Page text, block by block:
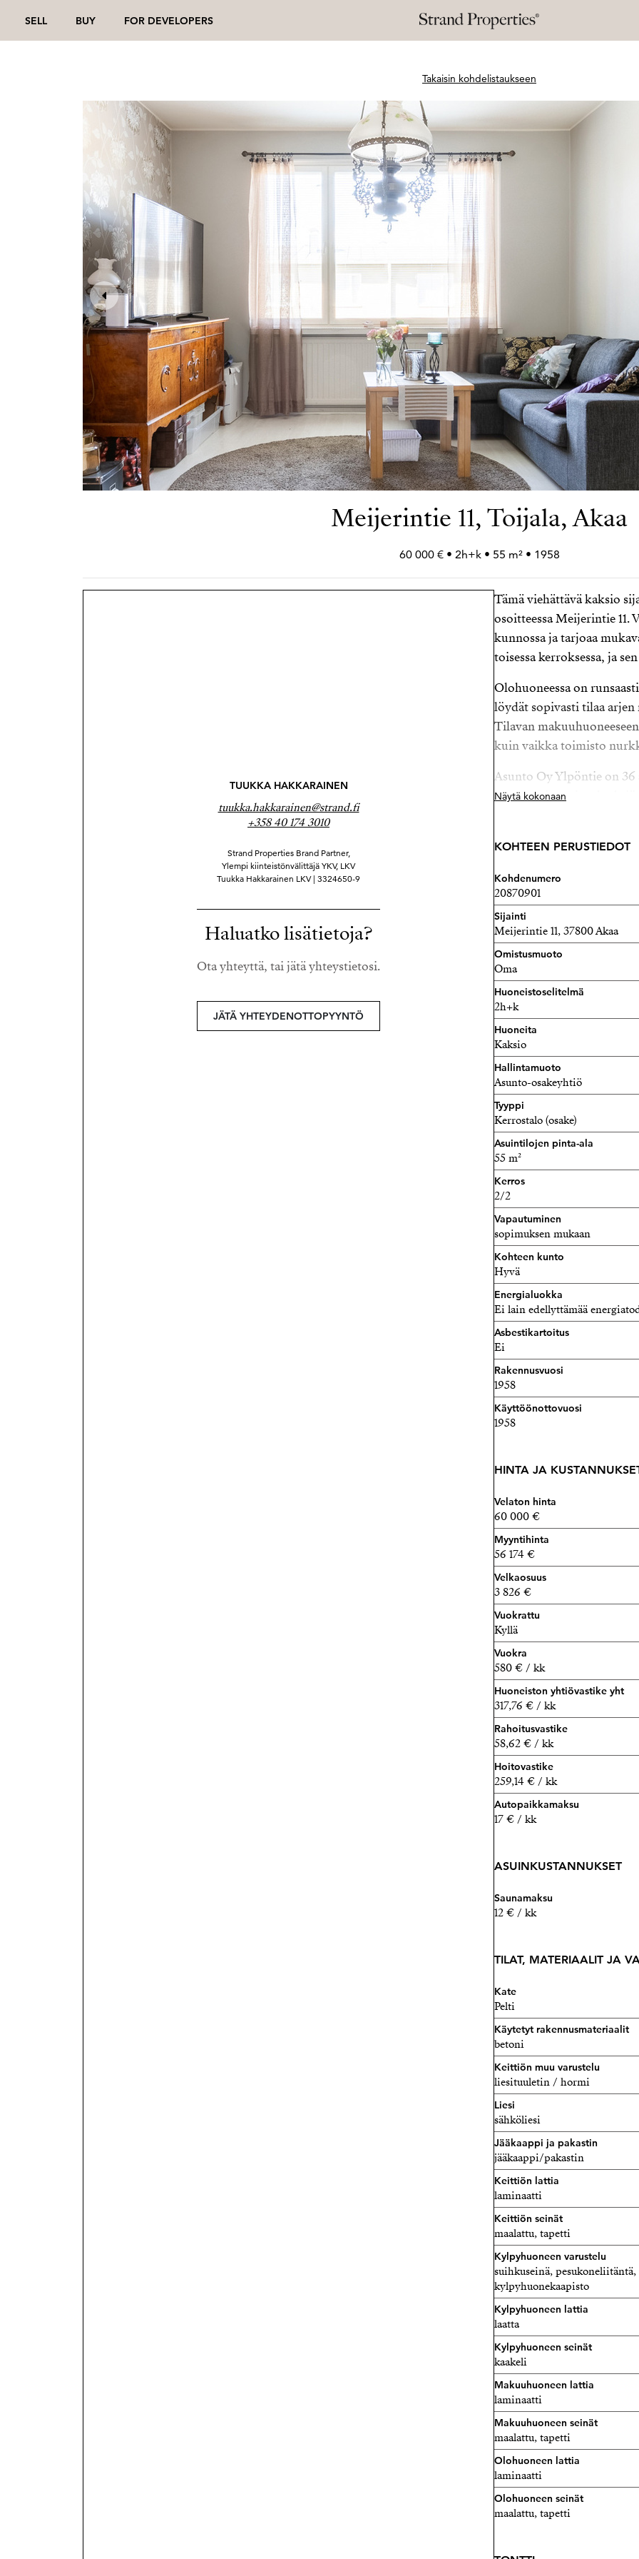
SELL BUY FOR DEVELOPERS
Takaisin kohdelistaukseen
Meijerintie 11, Toijala, Akaa
60 000 € • 2h+k • 55 m² • 1958
TUUKKA HAKKARAINEN
tuukka.hakkarainen@strand.fi
+358 40 174 3010
Strand Properties Brand Partner,
Ylempi kiinteistönvälittäjä YKV, LKV
Tuukka Hakkarainen LKV | 3324650-9
Haluatko lisätietoja?
Ota yhteyttä, tai jätä yhteystietosi.
JÄTÄ YHTEYDENOTTOPYYNTÖ
Tämä viehättävä kaksio
osoitteessa Meijerintie 11.
kunnossa ja tarjoaa
toisessa kerroksessa, ja
Olohuoneessa on
löydät sopivasti tilaa
Tilavan
kuin vaikka toimisto
Asunto Oy Ylpöntie on
omatonttinen, ja
parhain. Muutaman
keskustan palvelut, eikä
minuutin kävelymatka.
Asunto myydään
vuokrasopimuksella.
Näytä kokonaan
KOHTEEN PERUSTIEDOT
Kohdenumero
20870901
Sijainti
Meijerintie 11, 37800 Akaa
Omistusmuoto
Oma
Huoneistoselitelmä
2h+k
Huoneita
Kaksio
Hallintamuoto
Asunto-osakeyhtiö
Tyyppi
Kerrostalo (osake)
Asuintilojen pinta-ala
55 m²
Kerros
2/2
Vapautuminen
sopimuksen mukaan
Kohteen kunto
Hyvä
Energialuokka
Ei lain edellyttämää
Asbestikartoitus
Ei
Rakennusvuosi
1958
Käyttöönottovuosi
1958
HINTA JA
Velaton hinta
60 000 €
Myyntihinta
56 174 €
Velkaosuus
3 826 €
Vuokrattu
Kyllä
Vuokra
580 € / kk
Huoneiston yhtiövastike yht
317,76 € / kk
Rahoitusvastike
58,62 € / kk
Hoitovastike
259,14 € / kk
Autopaikkamaksu
17 € / kk
ASUINKUSTANNUKSET
Saunamaksu
12 € / kk
TILAT, MATERIAALIT JA
Kate
Pelti
Käytetyt rakennusmateriaalit
betoni
Keittiön muu varustelu
liesituuletin / hormi
Liesi
sähköliesi
Jääkaappi ja pakastin
jääkaappi/pakastin
Keittiön lattia
laminaatti
Keittiön seinät
maalattu, tapetti
Kylpyhuoneen varustelu
suihkuseinä,
kylpyhuonekaapisto
Kylpyhuoneen lattia
laatta
Kylpyhuoneen seinät
kaakeli
Makuuhuoneen lattia
laminaatti
Makuuhuoneen seinät
maalattu, tapetti
Olohuoneen lattia
laminaatti
Olohuoneen seinät
maalattu, tapetti